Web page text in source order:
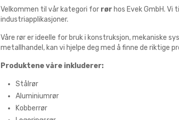
Velkommen til vår kategori for rør hos Evek GmbH.
industriapplikasjoner.
Våre rør er ideelle for bruk i konstruksjon, mekaniske
metallhandel, kan vi hjelpe deg med å finne de riktige
Produktene våre inkluderer:
Stålrør
Aluminiumrør
Kobberrør